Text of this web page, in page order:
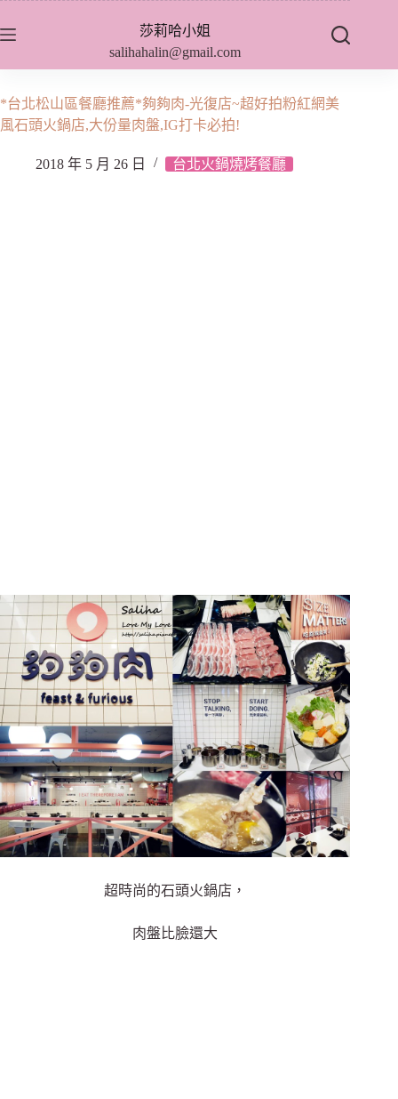
至
內
容
莎莉哈小姐
salihahalin@gmail.com
*台北松山區餐廳推薦*夠夠肉-光復店~超好拍粉紅網美
風石頭火鍋店,大份量肉盤,IG打卡必拍!
2018 年 5 月 26 日 台北火鍋燒烤餐廳
超時尚的石頭火鍋店，
肉盤比臉還大